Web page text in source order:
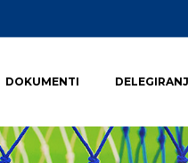
DOKUMENTI